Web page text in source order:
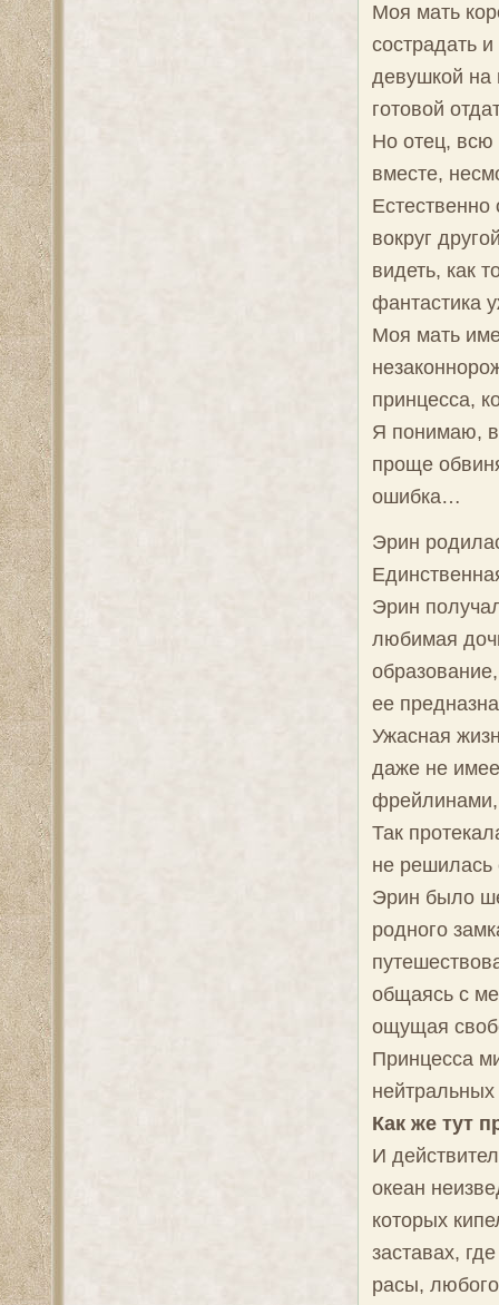
Моя мать
сострадать
девушкой на
готовой
Но отец, всю
вместе,
вокруг
видеть, как
фантастика
Моя мать
принцесса,
Я понимаю,
проще
ошибка…
Эрин
Эрин
любимая
ее
Ужасная
даже не
фрейлинами,
Так
не решилась
Эрин было
родного
общаясь с
ощущая
Принцесса
Как же тут
И
океан
которых
заставах,
расы,